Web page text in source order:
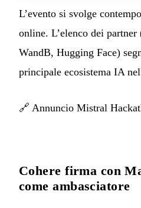
L’evento si svolge
online. L’elenco dei
WandB, Hugging Face)
principale ecosistema IA
🔗 Annuncio Mistral
Cohere firma con
come ambasciatore